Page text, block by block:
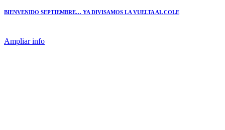
BIENVENIDO SEPTIEMBRE… YA DIVISAMOS LA VUELTA AL COLE
Ampliar info